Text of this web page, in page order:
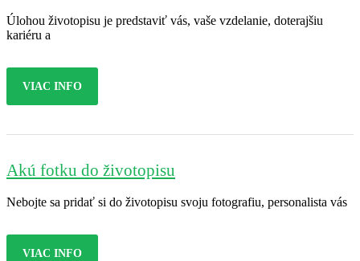
Úlohou životopisu je predstaviť vás, vaše vzdelanie, doterajšiu
kariéru a
VIAC INFO
Akú fotku do životopisu
Nebojte sa pridať si do životopisu svoju fotografiu, personalista vás
VIAC INFO